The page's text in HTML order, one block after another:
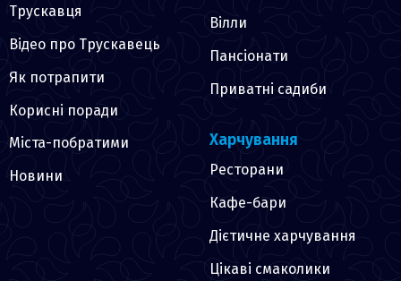
Трускавця
Відео про Трускавець
Як потрапити
Корисні поради
Міста-побратими
Новини
Вілли
Пансіонати
Приватні садиби
Харчування
Ресторани
Кафе-бари
Дієтичне харчування
Цікаві смаколики